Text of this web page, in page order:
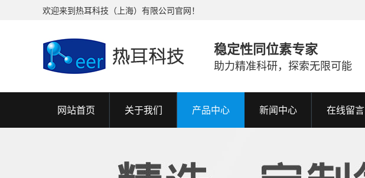
欢迎来到热耳科技（上海）有限公司官网！
稳定性同位素专家
助力精准科研，探索无限可能
网站首页 关于我们 产品中心 新闻中心 在线留言